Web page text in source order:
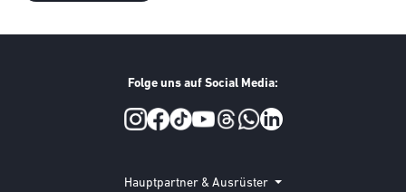
Folge uns auf Social Media:
Hauptpartner & Ausrüster